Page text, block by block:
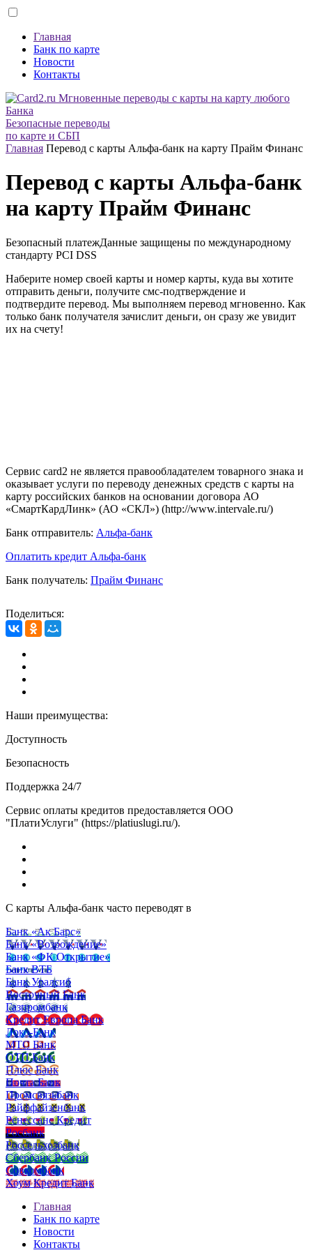
Главная
Банк по карте
Новости
Контакты
Безопасные переводы
по карте и СБП
Главная Перевод с карты Альфа-банк на карту Прайм Финанс
Перевод с карты Альфа-банк
на карту Прайм Финанс
Безопасный платежДанные защищены по международному
стандарту PCI DSS
Наберите номер своей карты и номер карты, куда вы хотите
отправить деньги, получите смс-подтверждение и
подтвердите перевод. Мы выполняем перевод мгновенно. Как
только банк получателя зачислит деньги, он сразу же увидит
их на счету!
Сервис card2 не является правообладателем товарного знака и
оказывает услуги по переводу денежных средств с карты на
карту российских банков на основании договора АО
«СмартКардЛинк» (АО «СКЛ») (http://www.intervale.ru/)
Банк отправитель: Альфа-банк
Оплатить кредит Альфа-банк
Банк получатель: Прайм Финанс
Поделиться:
Наши преимущества:
Доступность
Безопасность
Поддержка 24/7
Сервис оплаты кредитов предоставляется ООО
"ПлатиУслуги" (https://platiuslugi.ru/).
С карты Альфа-банк часто переводят в
Банк «Ак Барс»
Банк «Возрождение»
Банк «ФК Открытие»
Банк ВТБ
Банк Уралсиб
Восточный Банк
Газпромбанк
Кредит Европа Банк
Локо-Банк
МТС Банк
ОТП Банк
Плюс Банк
Почта Банк
Промсвязьбанк
Райффайзенбанк
Ренессанс Кредит
Росбанк
Россельхозбанк
Сбербанк России
Совкомбанк
Хоум Кредит Банк
Главная
Банк по карте
Новости
Контакты